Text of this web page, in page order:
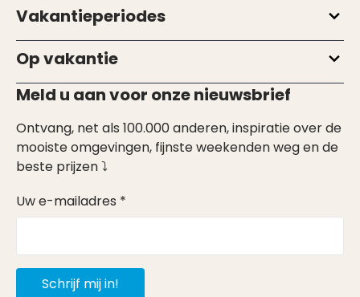
Vakantieperiodes
Op vakantie
Meld u aan voor onze nieuwsbrief
Ontvang, net als 100.000 anderen, inspiratie over de
mooiste omgevingen, fijnste weekenden weg en de
beste prijzen ⤵
Uw e-mailadres *
Schrijf mij in!